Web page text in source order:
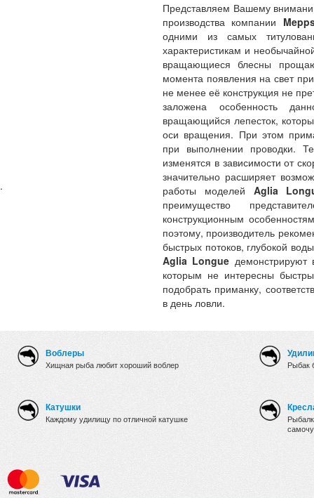
.
Представляем Вашему
производства компании
одними из самых
характеристикам и
вращающиеся блесны
момента появления на свет
не менее её конструкция не
заложена особенность
вращающийся лепесток,
оси вращения. При этом
при выполнении проводки.
изменятся в зависимости от
значительно расширяет
работы моделей Aglia
преимущество
конструкционным
поэтому, производитель
быстрых потоков, глубокой
Aglia Longue демонстрируют
которым не интересны
подобрать приманку,
в день ловли.
Воблеры
Хищная рыба любит хороший воблер
Катушки
Каждому удилищу по отличной катушке
Рыбак